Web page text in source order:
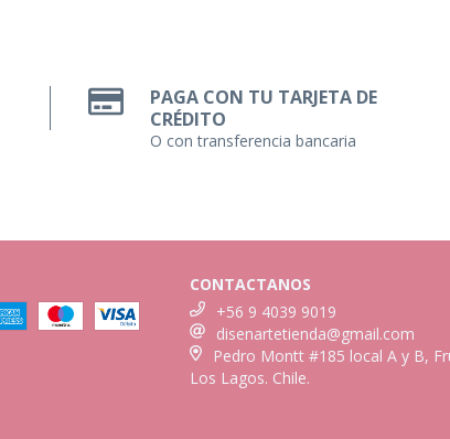
PAGA CON TU TARJETA DE
CRÉDITO
O con transferencia bancaria
CONTACTANOS
+56 9 4039 9019
disenartetienda@gmail.com
Pedro Montt #185 local A y B,
Los Lagos. Chile.